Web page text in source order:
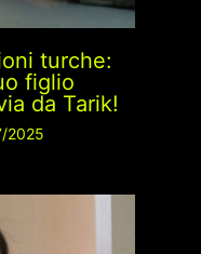
turche:
figlio
da Tarik!
2025